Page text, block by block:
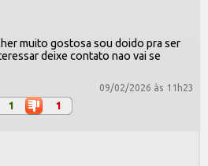
muito gostosa sou doido pra ser
deixe contato nao vai se
09/02/2026 às 11h23
1 1